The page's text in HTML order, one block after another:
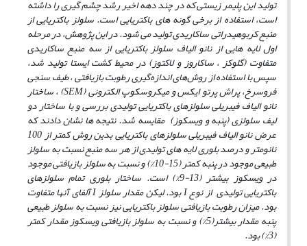
تولید این پلیمر زیستی که در چند دهه اخیر رشد چشم گیری را داشته
است، استفاده از برخی گونه ‌های باکتریایی است. سلولز باکتریایی از
منبع کربوهیدراتی ساکاریدی تولید می‌ شود. در این پژوهش، در مرحله
اول لایه ‌هایی از نانو الیاف سلولز باکتریایی از سه منبع ساکاریدی
متفاوت (گلوکز ، ساکاروز و لاکتوز) در محیط کشت ایستا تولید شد،
سپس با استفاده از روش‌های اندازه‌گیری رطوبت بازیافتی ، طیف سنجی
فروسرخ، پراش پرتو ایکس و میکروسکوپ الکترونی(SEM) ، ساختار
نانو الیاف فیبریلی سلولزهای باکتریایی تولیدی بررسی و با ساختار دو
لیف سلولزی (پنبه و ویسکوز) مقایسه شد. نتیجه‌ ها نشان دادند که
عرض نانو الیاف فیبریلی سلولزهای باکتریایی بدین روش کمتر از 100
نانومتر و درصد بلوری لایه‌ های تولیدی از هر سه منبع نسبت به سلولز
طبیعی موجود در پنبه کمتر (15-10%) و نسبت به سلولز بازیافتی موجود
در ویسکوز بیشتر (13-9%) است. ساختار بلوری تمام سلولزهای
باکتریایی تولیدی از نوعIبود. لیکن مقدار سلولزIآلفای آنها متفاوت
بود. میزان رطوبت بازیافتی سلولز باکتریایی نیز نسبت به سلولز طبیعی
پنبه مقدار بیشتر(5%) و نسبت به سلولز بازیافتی ویسکوز مقدار کمتر
(3%) بود.